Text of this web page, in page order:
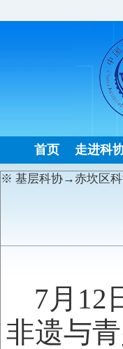
首页 走进科
※ 基层科协→赤坎区
7月12
非遗与